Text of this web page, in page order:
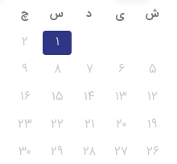
ش
ی د س چ
۱ ۲
۵
۶ ۷ ۸ ۹
۱۲
۱۳ ۱۴ ۱۵ ۱۶
۱۹
۲۰ ۲۱ ۲۲ ۲۳
۲۶
۲۷ ۲۸ ۲۹ ۳۰